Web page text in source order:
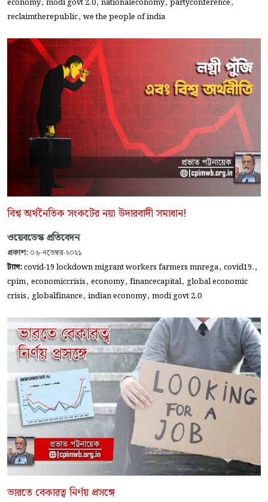
economy modi govt 2.0 nationaleconomy partyconference
reclaimtherepublic, we the people of india
বিশ্ব অর্থনৈতিক সংকটের নয়া উদারবাদী সমাধান!
ওয়েবডেস্ক প্রতিবেদন
প্রকাশ: ০৬-নভেম্বর-২০২১
ট্যাগ:covid-19 lockdown migrant workers farmers mnrega, covid19.,
cpim, economiccrisis, economy, financecapital, global economic
crisis, globalfinance, indian economy, modi govt 2.0
ভারতে বেকারত্ব নির্ণয় প্রসঙ্গে